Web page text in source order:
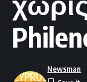
Newsman